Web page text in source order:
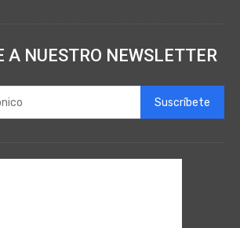
A NUESTRO NEWSLETTER
Suscríbete